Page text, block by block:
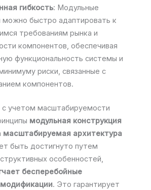
гибкость: Модульные
быстро адаптировать к
требованиям рынка и
компонентов, обеспечивая
функциональность системы и
риски, связанные с
компонентов.
учетом масштабируемости
модульная конструкция
масштабируемая архитектура
быть достигнуто путем
особенностей,
бесперебойные
. Это гарантирует